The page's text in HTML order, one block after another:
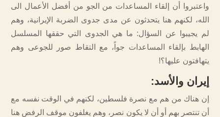
واعتبروا أن إلقاء المساعدات من الجو من أفضل الأعمال الى
الله، لكنهم هنا يتحدثون عن مدى جدوى الضربة الإيرانية، وهم
لم يجيبوا عن السؤال: ما هي الجدوى التي حققها المسلسل
الهابط بإلقاء المساعدات جواً، مع التقاط صور للجوعى وهم
يتهافتون عليها؟!
إيران والأسد:
إن هناك من هم مع نصرة فلسطين، لكنهم في الوقت نفسه مع
أن تنتصر بهم أو أن لا يكون نصر، وهم يغلفون موقف الرفض هنا